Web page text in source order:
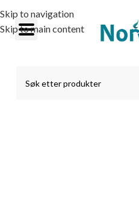
Skip to navigation
Skip to main content